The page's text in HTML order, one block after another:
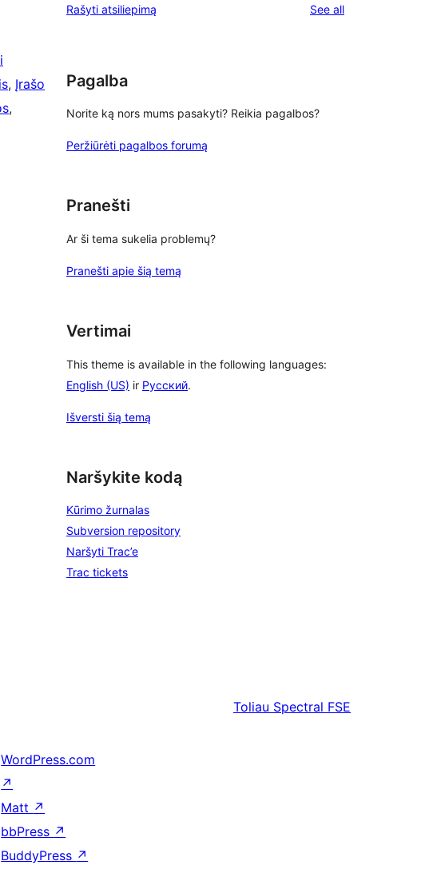
, Įrašo
Rašyti atsiliepimą See allreviews
Pagalba
Norite ką nors mums pasakyti? Reikia pagalbos?
Peržiūrėti pagalbos forumą
Pranešti
Ar ši tema sukelia problemų?
Pranešti apie šią temą
Vertimai
This theme is available in the following languages:
English (US) ir Русский.
Išversti šią temą
Naršykite kodą
Kūrimo žurnalas
Subversion repository
Naršyti Trac’e
Trac tickets
Toliau Spectral FSE
WordPress.com
↗
Matt ↗
bbPress ↗
BuddyPress ↗